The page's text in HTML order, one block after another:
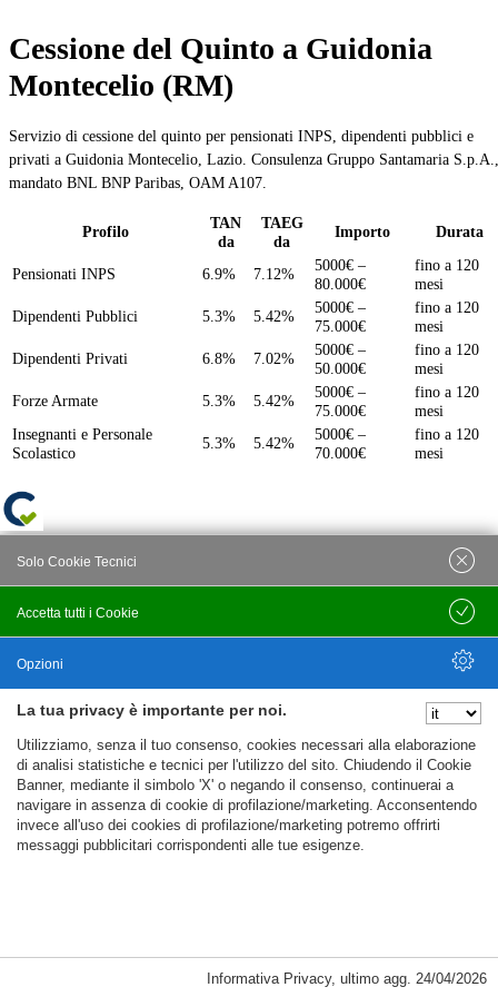
Cessione del Quinto a Guidonia
Montecelio (RM)
Servizio di cessione del quinto per pensionati INPS, dipendenti pubblici e
privati a Guidonia Montecelio, Lazio. Consulenza Gruppo Santamaria S.p.A.,
mandato BNL BNP Paribas, OAM A107.
Profilo
TAN
da
TAEG
da
Importo Durata
Pensionati INPS 6.9% 7.12%
5000€ –
80.000€
fino a 120
mesi
Dipendenti Pubblici
5.3% 5.42%
5000€ –
75.000€
fino a 120
mesi
Dipendenti Privati
6.8% 7.02%
5000€ –
50.000€
fino a 120
mesi
Forze Armate
5.3% 5.42%
5000€ –
75.000€
fino a 120
mesi
Insegnanti e Personale
Scolastico
5.3% 5.42%
5000€ –
70.000€
fino a 120
mesi
La tua privacy è importante per noi.
Utilizziamo, senza il tuo consenso, cookies necessari alla elaborazione
di analisi statistiche e tecnici per l'utilizzo del sito. Chiudendo il Cookie
Banner, mediante il simbolo 'X' o negando il consenso, continuerai a
navigare in assenza di cookie di profilazione/marketing. Acconsentendo
invece all'uso dei cookies di profilazione/marketing potremo offrirti
messaggi pubblicitari corrispondenti alle tue esigenze.
Cookie Necessari, Tecnici di Sessione
Accetta tutti i Cookie
Solo Cookie Tecnici
Salva
Opzioni
Nascondi Opzioni
Informativa Privacy, ultimo agg. 24/04/2026